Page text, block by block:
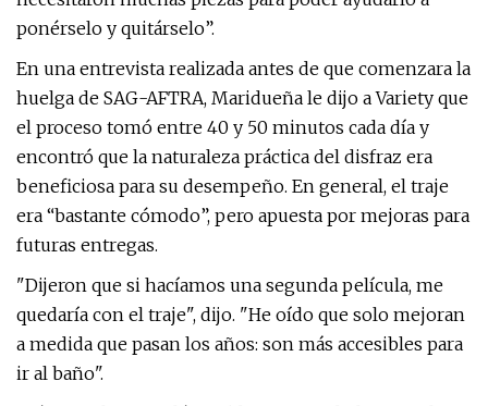
ponérselo y quitárselo”.
En una entrevista realizada antes de que comenzara la
huelga de SAG-AFTRA, Maridueña le dijo a Variety que
el proceso tomó entre 40 y 50 minutos cada día y
encontró que la naturaleza práctica del disfraz era
beneficiosa para su desempeño. En general, el traje
era “bastante cómodo”, pero apuesta por mejoras para
futuras entregas.
"Dijeron que si hacíamos una segunda película, me
quedaría con el traje", dijo. "He oído que solo mejoran
a medida que pasan los años: son más accesibles para
ir al baño".